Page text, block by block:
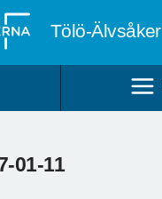
Tölö-Älvsåker
01-11